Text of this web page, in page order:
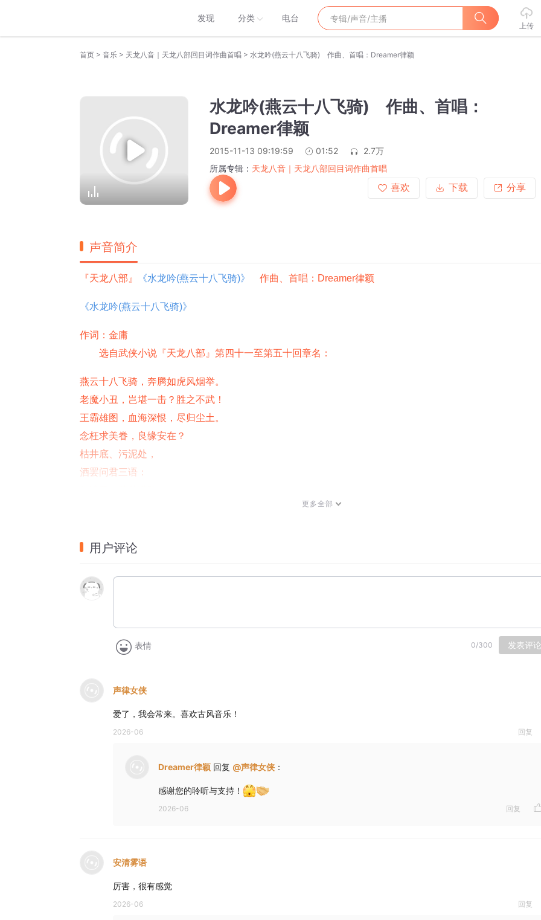
发现 分类 电台
上传
首页 > 音乐 > 天龙八音｜天龙八部回目词作曲首唱 > 水龙吟(燕云十八飞骑) 作曲、首唱：Dreamer律颖
水龙吟(燕云十八飞骑) 作曲、首唱：
Dreamer律颖
2015-11-13 09:19:59 01:52
2.7万
所属专辑： 天龙八音｜天龙八部回目词作曲首唱
喜欢
下载 分享
声音简介
『天龙八部』 《水龙吟(燕云十八飞骑)》 作曲、首唱： Dreamer律颖
《水龙吟(燕云十八飞骑)》
作词：金庸
选自武侠小说『天龙八部』第四十一至第五十回章名：
燕云十八飞骑，奔腾如虎风烟举。
老魔小丑，岂堪一击？胜之不武！
王霸雄图，血海深恨，尽归尘土。
念枉求美眷，良缘安在？
枯井底、污泥处，
酒罢问君三语：
教单于折箭、六军辟易，奋英雄怒！
词：《 水龙吟
第42章　老魔小丑　岂堪一击　胜之不武
第43章　王霸雄图　血海深恨　尽归尘土
第45章　枯井底　污泥处
第46章　酒罢问君三语
第47章　为谁开　茶花满路
第49章　敝屣荣华　浮云生死　此身何惧
奋英雄怒
首唱：Dreamer律颖
天龙八音;天龙八部
更多全部
用户评论
表情 0/300 发表评论
声律女侠
爱了，我会常来。喜欢古风音乐！
2026-06 回复
Dreamer律颖 回复 @声律女侠 ：
感谢您的聆听与支持！
2026-06 回复
安清雾语
厉害，很有感觉
2026-06 回复